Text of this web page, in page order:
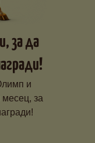
за да
и
месец, за